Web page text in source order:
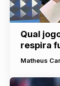
Qual
respira
Matheus